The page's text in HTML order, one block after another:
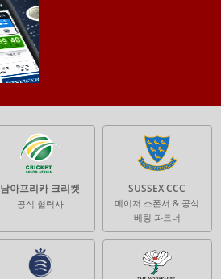
남아프리카 크리켓
공식 협력사
SUSSEX CCC
메이저 스폰서 & 공식
베팅 파트너